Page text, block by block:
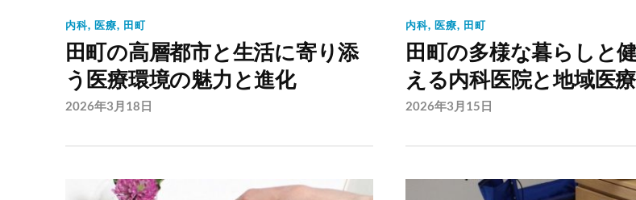
内科, 医療, 田町
田町の高層都市と生活に寄り添
う医療環境の魅力と進化
2026年3月18日
内科, 医療, 田町
田町の多様な暮らしと
える内科医院と地域医
2026年3月15日